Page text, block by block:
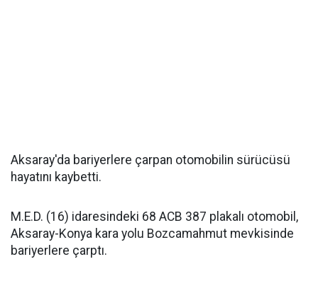
Aksaray'da bariyerlere çarpan otomobilin sürücüsü
hayatını kaybetti.
M.E.D. (16) idaresindeki 68 ACB 387 plakalı otomobil,
Aksaray-Konya kara yolu Bozcamahmut mevkisinde
bariyerlere çarptı.